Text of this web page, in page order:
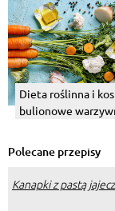
Dieta roślinna i
bulionowe
miłośników warzyw
Polecane przepisy
Kanapki z pastą